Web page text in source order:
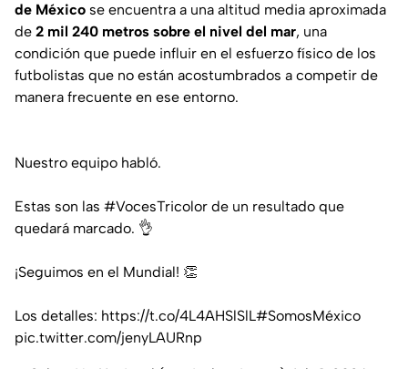
de México se encuentra a una altitud media aproximada
de 2 mil 240 metros sobre el nivel del mar, una
condición que puede influir en el esfuerzo físico de los
futbolistas que no están acostumbrados a competir de
manera frecuente en ese entorno.
Nuestro equipo habló.
Estas son las #VocesTricolor de un resultado que
quedará marcado. 👌
¡Seguimos en el Mundial! 👏
Los detalles: https://t.co/4L4AHSlSlL#SomosMéxico
pic.twitter.com/jenyLAURnp